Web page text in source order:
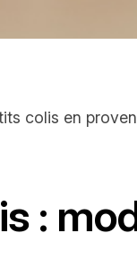
colis en
: